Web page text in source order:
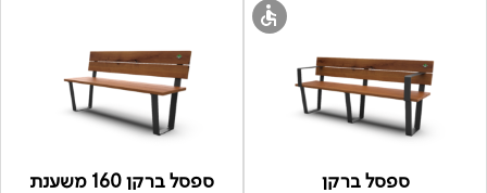
ספסל ברקן ספסל ברקן 160 משענת